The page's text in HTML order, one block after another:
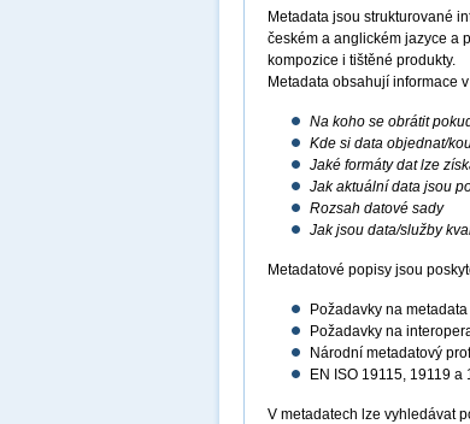
Metadata jsou strukturované
českém a anglickém jazyce a
kompozice i tištěné produkty.
Metadata obsahují informace
Na koho se obrátit
Kde si data objednat/
Jaké formáty dat lze
Jak aktuální data jsou
Rozsah datové sady
Jak jsou data/služby
Metadatové popisy jsou
Požadavky na
Požadavky na
Národní metadatový
EN ISO 19115, 19119 a
V metadatech lze vyhledávat